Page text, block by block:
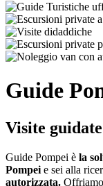
Guide
Visite
Guide Pompei è la
Pompei e sei alla
autorizzata. Offriamo